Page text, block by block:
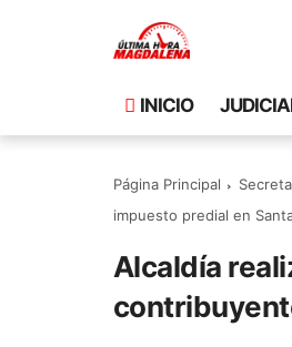
INICIO
Página Principal
impuesto predial en
Alcaldía